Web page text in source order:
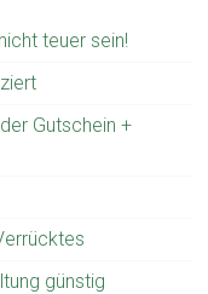
teuer sein!
Gutschein +
günstig